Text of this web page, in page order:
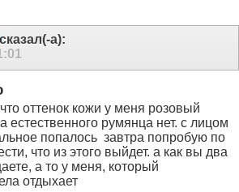
сказал(-а):
оттенок кожи у меня розовый
естественного румянца нет. с лицом
попалось завтра попробую по
что из этого выйдет. а как вы два
а то у меня, который
отдыхает